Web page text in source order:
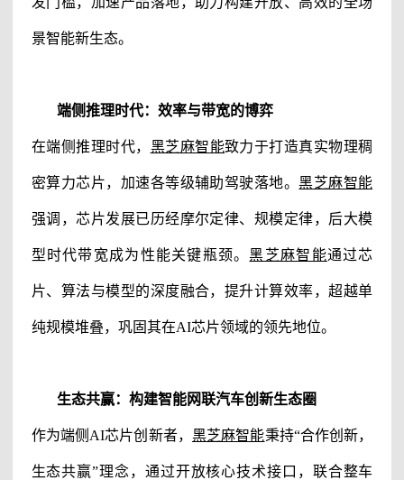
景智能新生态。
端侧推理时代：效率与带宽的博弈
在端侧推理时代， 黑芝麻智能致力于打造真实物理稠
密算力芯片，加速各等级辅助驾驶落地。黑芝麻智能
强调，芯片发展已历经摩尔定律、规模定律，后大模
型时代带宽成为性能关键瓶颈。黑芝麻智能通过芯
片、算法与模型的深度融合，提升计算效率，超越单
纯规模堆叠，巩固其在AI芯片领域的领先地位。
生态共赢：构建智能网联汽车创新生态圈
作为端侧AI芯片创新者， 黑芝麻智能秉持“合作创新，
生态共赢”理念，通过开放核心技术接口，联合整车